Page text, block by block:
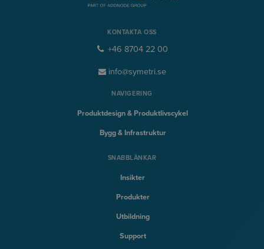
KONTAKTA OSS
+46 8704 22 00
info@symetri.se
NAVIGERING
Produktdesign & Produktlivscykel
Bygg & Infrastruktur
SNABBLÄNKAR
Insikter
Produkter
Utbildning
Support